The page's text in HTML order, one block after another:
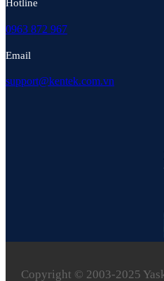
Hotline
0963 872 967
Email
support@kentek.com.vn
Copyright © 2003‑2025